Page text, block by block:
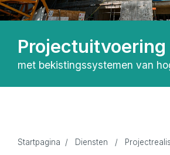
Projectuitvoering
met bekistingssystemen van
Startpagina / Diensten /